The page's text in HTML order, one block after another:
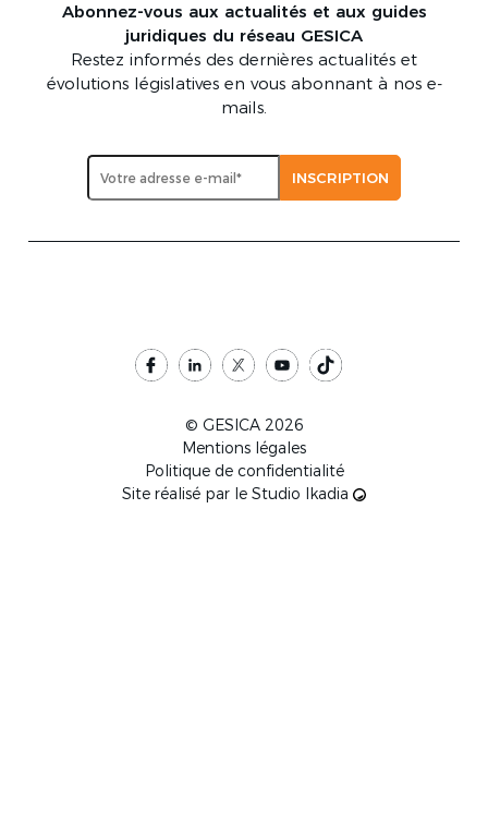
Abonnez-vous aux actualités et aux guides
juridiques du réseau GESICA
Restez informés des dernières actualités et
évolutions législatives en vous abonnant à nos e-
mails.
© GESICA 2026
Mentions légales
Politique de confidentialité
Site réalisé par le Studio Ikadia